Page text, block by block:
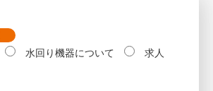
水回り機器について 求人